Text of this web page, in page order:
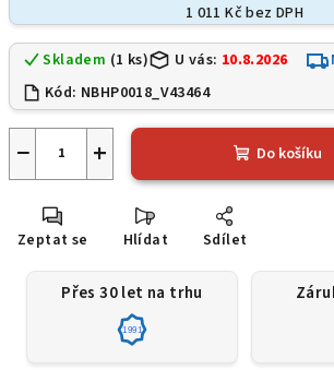
1 011 Kč bez DPH
Skladem (1 ks) U vás: 10.8.2026
Kód: NBHP0018_V43464
+
− Do košíku
Zeptat se Hlídat Sdílet
Přes 30 let na trhu
1991